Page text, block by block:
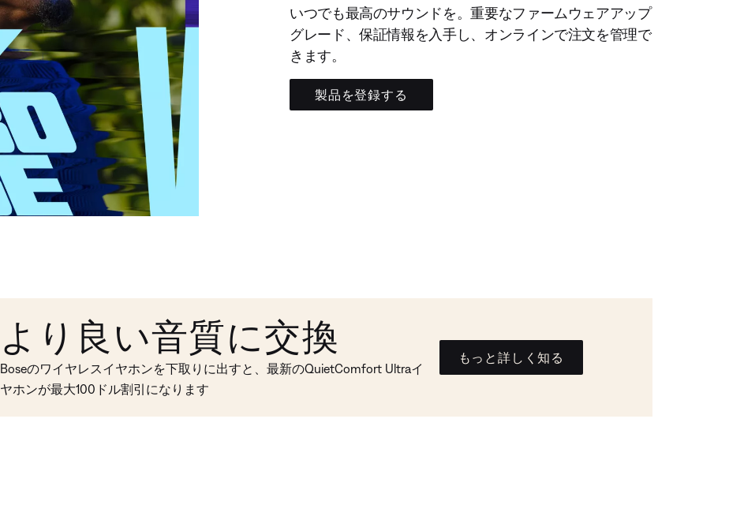
いつでも最高のサウンドを。重要なファームウェアアップ
グレード、保証情報を入手し、オンラインで注文を管理で
きます。
製品を登録する
より良い音質に交換
Boseのワイヤレスイヤホンを下取りに出すと、最新のQuietComfort Ultraイ
ヤホンが最大100ドル割引になります
もっと詳しく知る